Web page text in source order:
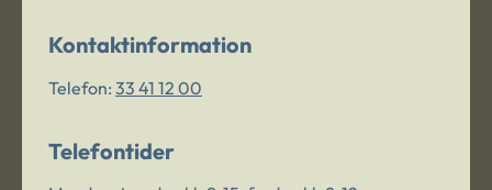
Kontaktinformation
Telefon: 33 41 12 00
Telefontider